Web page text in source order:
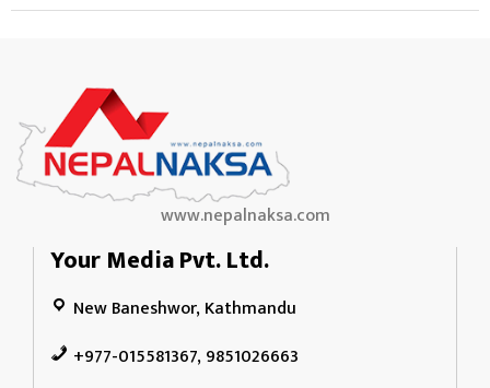
www.nepalnaksa.com
Your Media Pvt. Ltd.
New Baneshwor, Kathmandu
+977-015581367, 9851026663